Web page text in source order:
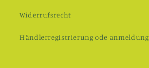
Widerrufsrecht
Händlerregistrierung ode anmeldung